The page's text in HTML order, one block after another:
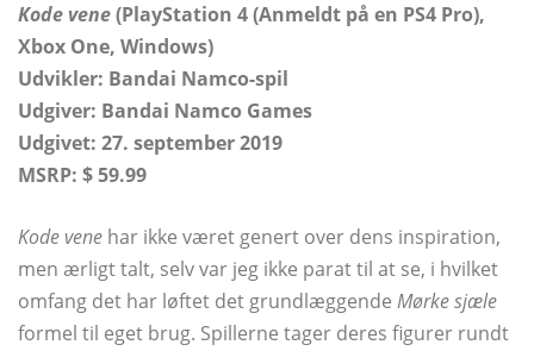
Kode vene(PlayStation 4 (Anmeldt på en PS4 Pro),
Xbox One, Windows)
Udvikler: Bandai Namco-spil
Udgiver: Bandai Namco Games
Udgivet: 27. september 2019
MSRP: $ 59.99
Kode vene har ikke været genert over dens inspiration,
men ærligt talt, selv var jeg ikke parat til at se, i hvilket
omfang det har løftet det grundlæggende Mørke sjæle
formel til eget brug. Spillerne tager deres figurer rundt